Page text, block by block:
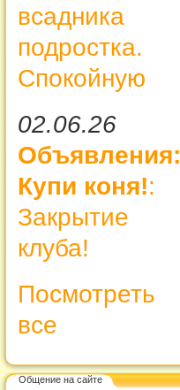
всадника
подростка.
Спокойную
02.06.26
Объявления:
Купи коня!:
Закрытие
клуба!
Посмотреть
все
Общение на сайте